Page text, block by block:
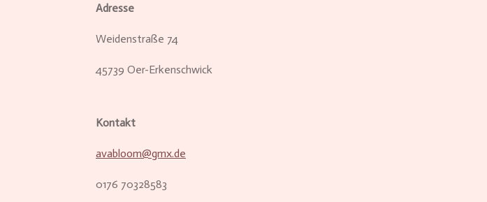
Adresse
Weidenstraße 74
45739 Oer-Erkenschwick
Kontakt
avabloom@gmx.de
0176 70328583